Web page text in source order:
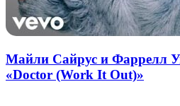
Майли Сайрус и Фаррелл
«Doctor (Work It Out)»